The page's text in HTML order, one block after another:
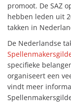
promoot. De SAZ
hebben leden uit
takken in
De Nederlandse
specifieke
organiseert een
vindt meer